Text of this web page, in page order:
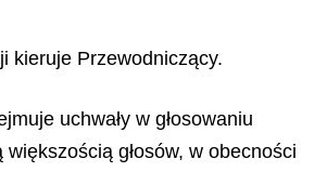
kieruje Przewodniczący.
uchwały w głosowaniu
większością głosów, w obecności